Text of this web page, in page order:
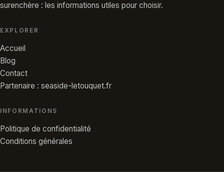
surenchère : les informations utiles pour choisir.
EXPLORER
Accueil
Blog
Contact
Partenaire : seaside-letouquet.fr
INFORMATIONS
Politique de confidentialité
Conditions générales